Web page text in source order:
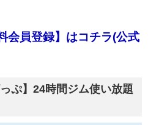
会員登録】はコチラ(公式
ぷ】24時間ジム使い放題